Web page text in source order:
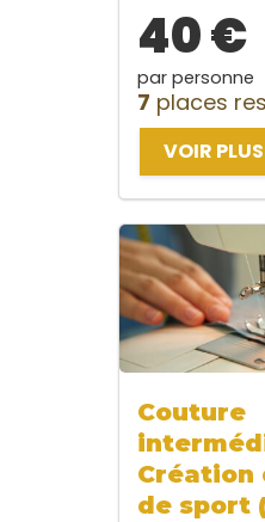
40 €
par personne
7 places
VOIR PLUS
Couture
Création
de sport